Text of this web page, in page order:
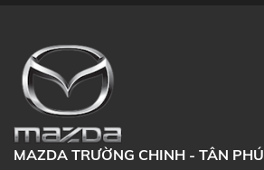
MAZDA TRƯỜNG CHINH - TÂN PHÚ